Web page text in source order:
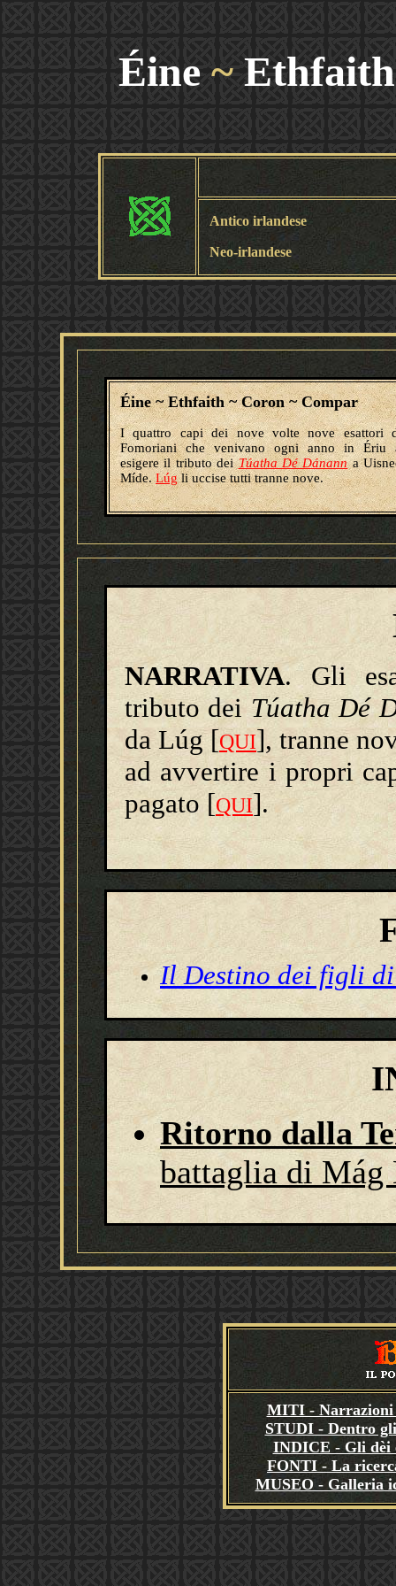
Éine ~ Ethfaith
Antico irlandese
Neo-irlandese
Éine ~ Ethfaith ~ Coron ~ Compar
I quattro capi dei nove volte nove esattori
Fomoriani che venivano ogni anno in Ériu
esigere il tributo deiTúatha Dé Dánanna
Míde.Lúgli uccise tutti tranne nove.
NARRATIVA. Gli
tributo deiTúatha Dé
da Lúg[QUI], tranne
ad avvertire i propri
pagato[QUI].
Il Destino dei figli
Ritorno dalla
battaglia di Mág
MITI - Narrazioni
STUDI - Dentro
INDICE - Gli dèi
FONTI - La
MUSEO - Galleria